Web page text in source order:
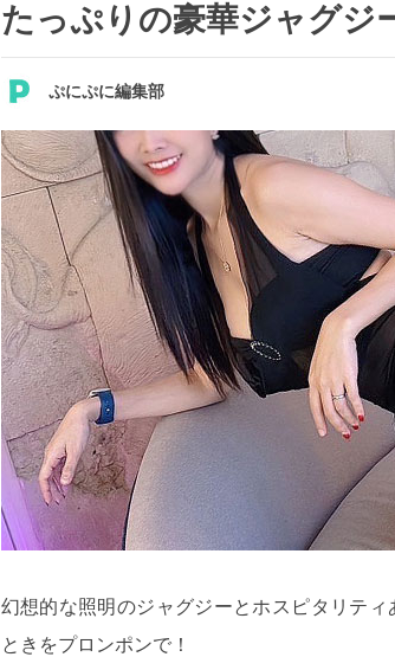
たっぷりの豪華ジャグジ
ぷにぷに編集部
幻想的な照明のジャグジーとホスピタリテ
ときをプロンポンで！